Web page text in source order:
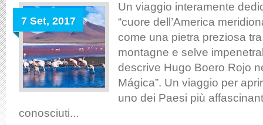
7 Set, 2017
Un viaggio interamente
“cuore dell’America
come una pietra preziosa
montagne e selve
descrive Hugo Boero Rojo
Mágica”. Un viaggio per
uno dei Paesi più
conosciuti...